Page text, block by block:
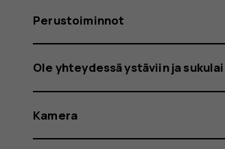
Perustoiminnot
Ole yhteydessä ystäviin ja
Kamera